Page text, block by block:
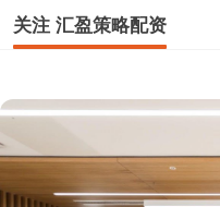
关注 汇盈策略配资